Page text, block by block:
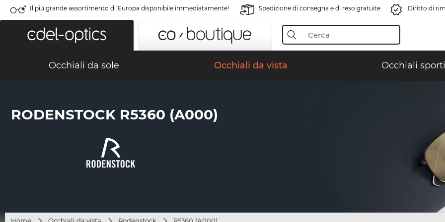
Il piú grande assortimento d´Europa disponibile immediatamente! Spedizione di consegna e di reso gratuite Diritto di
Occhiali da sole Occhiali da vista Occhiali
RODENSTOCK R5360 (A000)